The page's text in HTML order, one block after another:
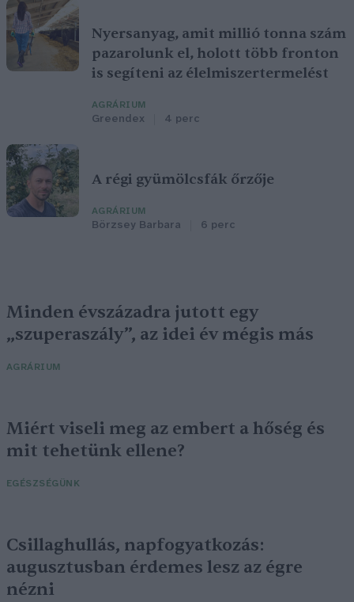
Nyersanyag, amit millió tonna szám
pazarolunk el, holott több fronton
is segíteni az élelmiszertermelést
AGRÁRIUM
Greendex 4 perc
A régi gyümölcsfák őrzője
AGRÁRIUM
Börzsey Barbara 6 perc
Minden évszázadra jutott egy
„szuperaszály”, az idei év mégis más
AGRÁRIUM
Miért viseli meg az embert a hőség és
mit tehetünk ellene?
EGÉSZSÉGÜNK
Csillaghullás, napfogyatkozás:
augusztusban érdemes lesz az égre
nézni